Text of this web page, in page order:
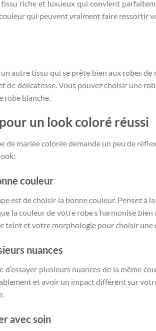
riche et luxueux qui convient
qui peuvent vraiment faire ressortir
autre tissu qui se prête bien aux robes
de délicatesse. Vous pouvez choisir une
robe blanche.
un look coloré réussi
de mariée colorée demande un peu de
couleur
est de choisir la bonne couleur. Pensez à
la couleur de votre robe s’harmonise
teint et votre morphologie pour choisir une
nuances
plusieurs nuances de la même
et avoir un impact différent sur
avec soin